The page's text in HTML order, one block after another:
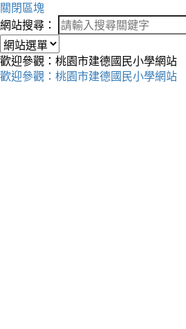
關閉區塊
網站搜尋：
歡迎參觀：桃園市建德國民小學網站
歡迎參觀：桃園市建德國民小學網站